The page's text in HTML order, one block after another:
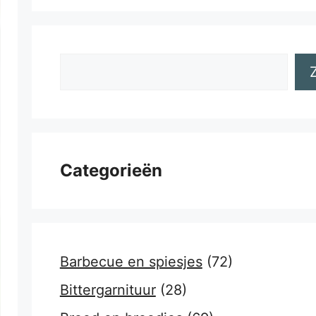
Categorieën
Barbecue en spiesjes(72)
Bittergarnituur(28)